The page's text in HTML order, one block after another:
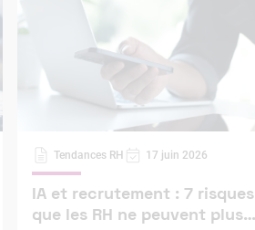
Tendances RH 17 juin 2026
IA et recrutement : 7 risques
que les RH ne peuvent plus